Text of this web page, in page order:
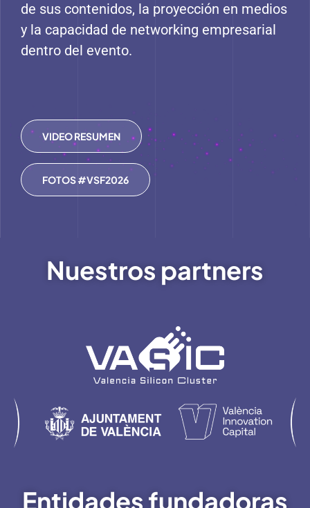
de sus contenidos, la proyección en medios
y la capacidad de networking empresarial
dentro del evento.
VIDEO RESUMEN
FOTOS #VSF2026
Nuestros partners
Entidades fundadoras